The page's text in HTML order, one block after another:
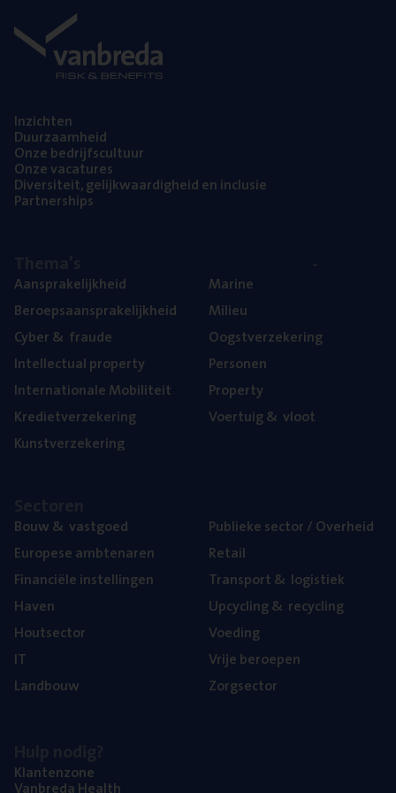
Inzich­ten
Duur­zaam­heid
Onze bedrijfs­cul­tuur
Onze vaca­tu­res
Diver­si­teit, gelijk­waar­dig­heid en inclusie
Part­ner­ships
Aan­spra­ke­lijk­heid
Beroeps­aan­spra­ke­lijk­heid
Cyber& fraude
Intel­lec­tu­al property
Inter­na­ti­o­na­le Mobiliteit
Kre­diet­ver­ze­ke­ring
Kunst­ver­ze­ke­ring
Mari­ne
Mili­eu
Oogst­ver­ze­ke­ring
Per­so­nen
Pro­per­ty
Voer­tuig& vloot
Bouw& vastgoed
Euro­pe­se ambtenaren
Finan­ci­ë­le instellingen
Haven
Hout­sec­tor
IT
Land­bouw
Publie­ke sec­tor / Overheid
Retail
Trans­port& logistiek
Upcy­cling& recycling
Voe­ding
Vrije beroe­pen
Zorg­sec­tor
Klan­ten­zo­ne
Van­b­re­da Health